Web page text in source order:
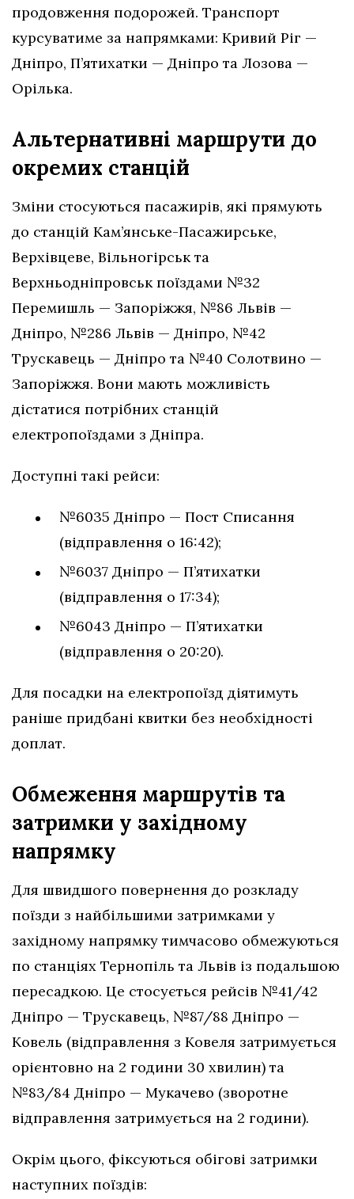
продовження подорожей. Транспорт
курсуватиме за напрямками: Кривий Ріг —
Дніпро, П’ятихатки — Дніпро та Лозова —
Орілька.
Альтернативні маршрути до
окремих станцій
Зміни стосуються пасажирів, які прямують
до станцій Кам’янське-Пасажирське,
Верхівцеве, Вільногірськ та
Верхньодніпровськ поїздами №32
Перемишль — Запоріжжя, №86 Львів —
Дніпро, №286 Львів — Дніпро, №42
Трускавець — Дніпро та №40 Солотвино —
Запоріжжя. Вони мають можливість
дістатися потрібних станцій
електропоїздами з Дніпра.
Доступні такі рейси:
№6035 Дніпро — Пост Списання
(відправлення о 16:42);
№6037 Дніпро — П’ятихатки
(відправлення о 17:34);
№6043 Дніпро — П’ятихатки
(відправлення о 20:20).
Для посадки на електропоїзд діятимуть
раніше придбані квитки без необхідності
доплат.
Обмеження маршрутів та
затримки у західному
напрямку
Для швидшого повернення до розкладу
поїзди з найбільшими затримками у
західному напрямку тимчасово обмежуються
по станціях Тернопіль та Львів із подальшою
пересадкою. Це стосується рейсів №41/42
Дніпро — Трускавець, №87/88 Дніпро —
Ковель (відправлення з Ковеля затримується
орієнтовно на 2 години 30 хвилин) та
№83/84 Дніпро — Мукачево (зворотне
відправлення затримується на 2 години).
Окрім цього, фіксуються обігові затримки
наступних поїздів: